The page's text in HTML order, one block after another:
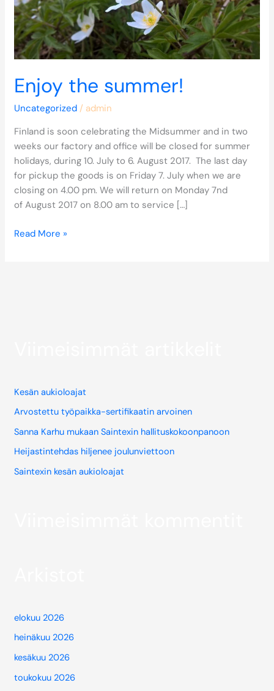
Enjoy the summer!
Uncategorized / admin
Finland is soon celebrating the Midsummer and in two
weeks our factory and office will be closed for summer
holidays, during 10. July to 6. August 2017. The last day
for pickup the goods is on Friday 7. July when we are
closing on 4.00 pm. We will return on Monday 7nd
of August 2017 on 8.00 am to service […]
Read More »
Kesän aukioloajat
Arvostettu työpaikka-sertifikaatin arvoinen
Sanna Karhu mukaan Saintexin hallituskokoonpanoon
Heijastintehdas hiljenee joulunviettoon
Saintexin kesän aukioloajat
elokuu 2026
heinäkuu 2026
kesäkuu 2026
toukokuu 2026